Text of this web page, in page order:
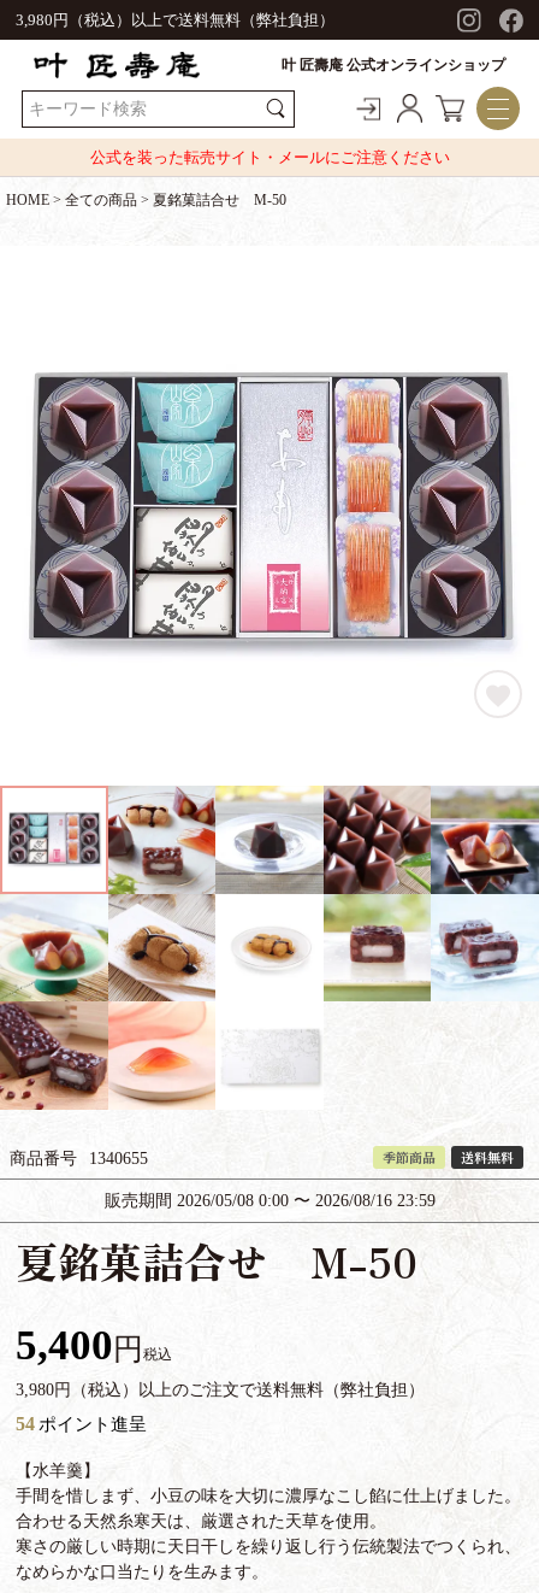
3,980円（税込）以上で送料無料（弊社負担）
叶 匠壽庵 公式オンラインショップ
公式を装った転売サイト・メールにご注意ください
HOME 全ての商品 夏銘菓詰合せ M-50
商品番号 1340655 季節商品 送料無料
販売期間 2026/05/08 0:00 〜 2026/08/16 23:59
夏銘菓詰合せ M-50
5,400 税込
3,980円（税込）以上のご注文で送料無料（弊社負担）
54 ポイント進呈
【水羊羹】
手間を惜しまず、小豆の味を大切に濃厚なこし餡に仕上げました。
合わせる天然糸寒天は、厳選された天草を使用。
寒さの厳しい時期に天日干しを繰り返し行う伝統製法でつくられ、
なめらかな口当たりを生みます。